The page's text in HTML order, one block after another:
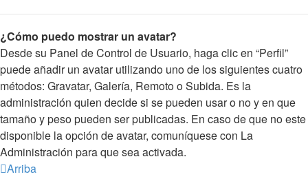
¿Cómo puedo mostrar un avatar?
Desde su Panel de Control de Usuario, haga clic en “Perfil”
puede añadir un avatar utilizando uno de los siguientes cuatro
métodos: Gravatar, Galería, Remoto o Subida. Es la
administración quien decide si se pueden usar o no y en que
tamaño y peso pueden ser publicadas. En caso de que no este
disponible la opción de avatar, comuníquese con La
Administración para que sea activada.
Arriba